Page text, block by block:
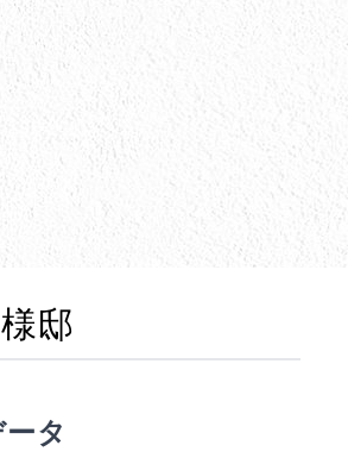
邸
タ